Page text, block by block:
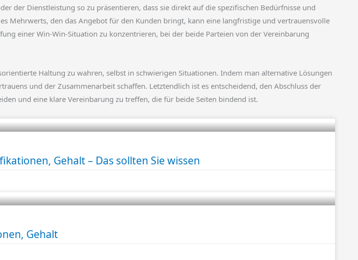
der Dienstleistung so zu präsentieren, dass sie direkt auf die spezifischen Bedürfnisse und
Mehrwerts, den das Angebot für den Kunden bringt, kann eine langfristige und vertrauensvolle
einer Win-Win-Situation zu konzentrieren, bei der beide Parteien von der Vereinbarung
Haltung zu wahren, selbst in schwierigen Situationen. Indem man alternative Lösungen
und der Zusammenarbeit schaffen. Letztendlich ist es entscheidend, den Abschluss der
und eine klare Vereinbarung zu treffen, die für beide Seiten bindend ist.
Gehalt – Das sollten Sie wissen
Gehalt